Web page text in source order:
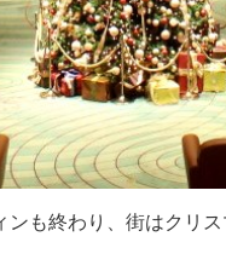
ンも終わり、街はクリ